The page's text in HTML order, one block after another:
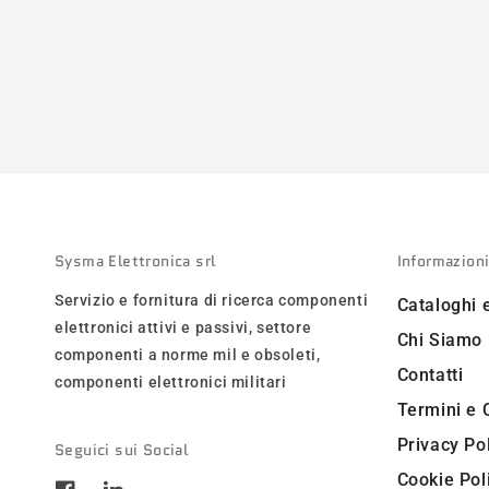
Sysma Elettronica srl
Servizio e fornitura di ricerca componenti
elettronici attivi e passivi, settore
componenti a norme mil e obsoleti,
componenti elettronici militari
Seguici sui Social
Informazioni
Cataloghi
Chi Siamo
Contatti
Termini e
Privacy
Cookie